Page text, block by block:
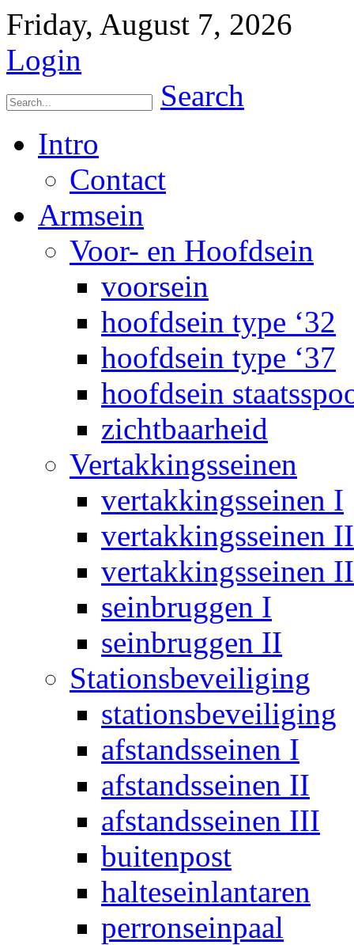
Friday, August 7, 2026
Login
Search
Intro
Contact
Armsein
Voor- en Hoofdsein
voorsein
hoofdsein type ‘32
hoofdsein type ‘37
hoofdsein
zichtbaarheid
Vertakkingsseinen
vertakkingsseinen I
vertakkingsseinen II
vertakkingsseinen
seinbruggen I
seinbruggen II
Stationsbeveiliging
stationsbeveiliging
afstandsseinen I
afstandsseinen II
afstandsseinen III
buitenpost
halteseinlantaren
perronseinpaal